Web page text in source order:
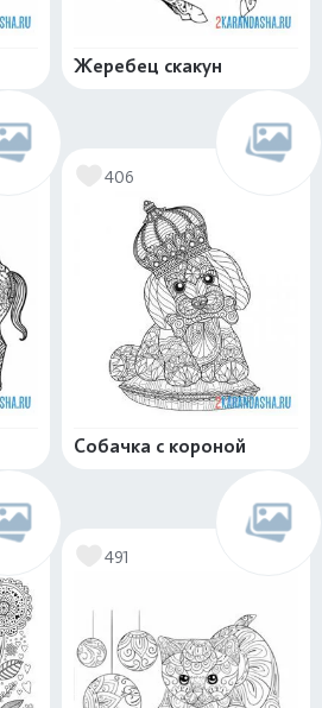
Жеребец скакун
406
Собачка с короной
491